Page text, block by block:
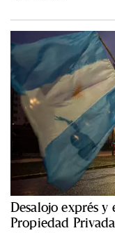
Desalojo exprés
Propiedad